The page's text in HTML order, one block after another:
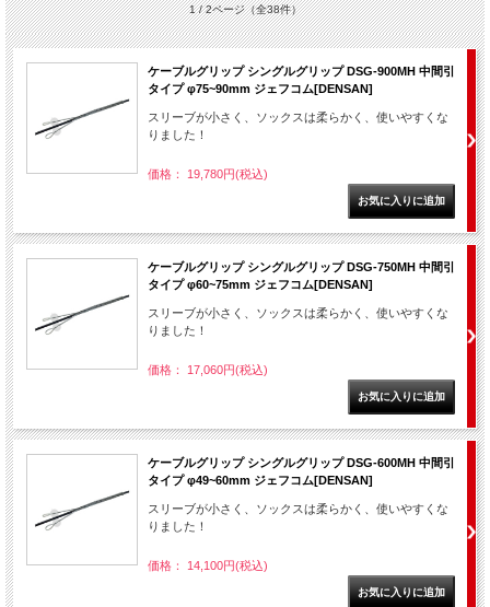
1 / 2ページ（全38件）
ケーブルグリップ シングルグリップ DSG-900MH 中間引
タイプ φ75~90mm ジェフコム[DENSAN]
スリーブが小さく、ソックスは柔らかく、使いやすくな
りました！
価格： 19,780円(税込)
ケーブルグリップ シングルグリップ DSG-750MH 中間引
タイプ φ60~75mm ジェフコム[DENSAN]
スリーブが小さく、ソックスは柔らかく、使いやすくな
りました！
価格： 17,060円(税込)
ケーブルグリップ シングルグリップ DSG-600MH 中間引
タイプ φ49~60mm ジェフコム[DENSAN]
スリーブが小さく、ソックスは柔らかく、使いやすくな
りました！
価格： 14,100円(税込)